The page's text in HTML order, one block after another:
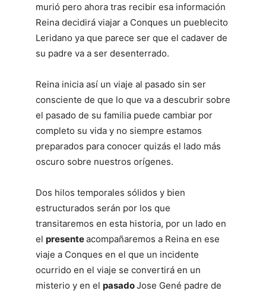
murió pero ahora tras recibir esa información
Reina decidirá viajar a Conques un pueblecito
Leridano ya que parece ser que el cadaver de
su padre va a ser desenterrado.
Reina inicia así un viaje al pasado sin ser
consciente de que lo que va a descubrir sobre
el pasado de su familia puede cambiar por
completo su vida y no siempre estamos
preparados para conocer quizás el lado más
oscuro sobre nuestros orígenes.
Dos hilos temporales sólidos y bien
estructurados serán por los que
transitaremos en esta historia, por un lado en
el presenteacompañaremos a Reina en ese
viaje a Conques en el que un incidente
ocurrido en el viaje se convertirá en un
misterio y en el pasadoJose Gené padre de